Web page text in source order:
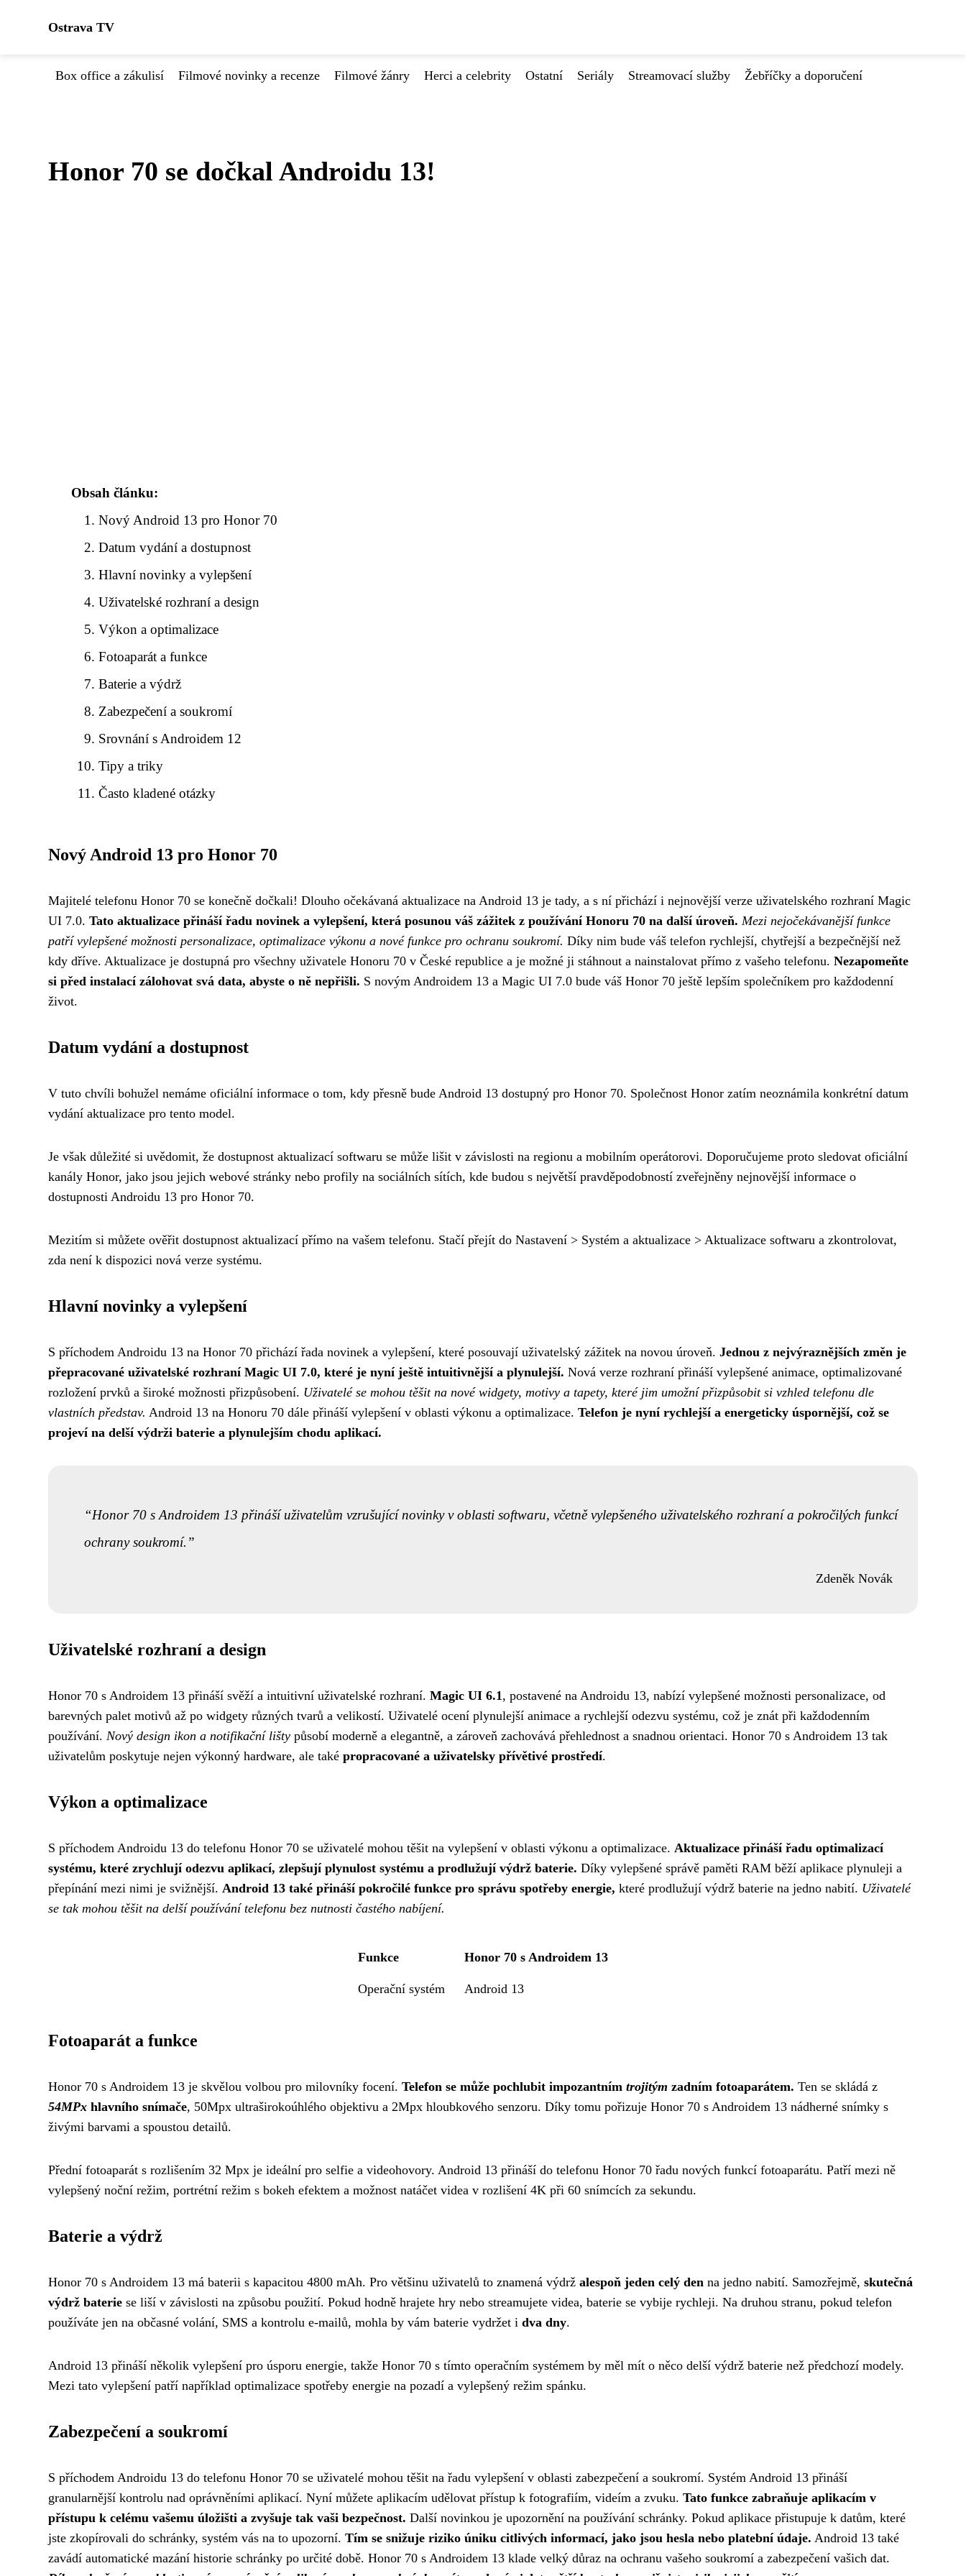
Ostrava TV
Box office a zákulisí Filmové novinky a recenze Filmové žánry Herci a celebrity Ostatní Seriály Streamovací služby Žebříčky a doporučení
Honor 70 se dočkal Androidu 13!
Obsah článku:
Nový Android 13 pro Honor 70
Datum vydání a dostupnost
Hlavní novinky a vylepšení
Uživatelské rozhraní a design
Výkon a optimalizace
Fotoaparát a funkce
Baterie a výdrž
Zabezpečení a soukromí
Srovnání s Androidem 12
Tipy a triky
Často kladené otázky
Nový Android 13 pro Honor 70
Majitelé telefonu Honor 70 se konečně dočkali! Dlouho očekávaná aktualizace na Android 13 je tady, a s ní přichází i nejnovější verze uživatelského rozhraní Magic
UI 7.0. Tato aktualizace přináší řadu novinek a vylepšení, která posunou váš zážitek z používání Honoru 70 na další úroveň. Mezi nejočekávanější funkce
patří vylepšené možnosti personalizace, optimalizace výkonu a nové funkce pro ochranu soukromí. Díky nim bude váš telefon rychlejší, chytřejší a bezpečnější než
kdy dříve. Aktualizace je dostupná pro všechny uživatele Honoru 70 v České republice a je možné ji stáhnout a nainstalovat přímo z vašeho telefonu. Nezapomeňte
si před instalací zálohovat svá data, abyste o ně nepřišli. S novým Androidem 13 a Magic UI 7.0 bude váš Honor 70 ještě lepším společníkem pro každodenní
život.
Datum vydání a dostupnost
V tuto chvíli bohužel nemáme oficiální informace o tom, kdy přesně bude Android 13 dostupný pro Honor 70. Společnost Honor zatím neoznámila konkrétní datum
vydání aktualizace pro tento model.
Je však důležité si uvědomit, že dostupnost aktualizací softwaru se může lišit v závislosti na regionu a mobilním operátorovi. Doporučujeme proto sledovat oficiální
kanály Honor, jako jsou jejich webové stránky nebo profily na sociálních sítích, kde budou s největší pravděpodobností zveřejněny nejnovější informace o
dostupnosti Androidu 13 pro Honor 70.
Mezitím si můžete ověřit dostupnost aktualizací přímo na vašem telefonu. Stačí přejít do Nastavení > Systém a aktualizace > Aktualizace softwaru a zkontrolovat,
zda není k dispozici nová verze systému.
Hlavní novinky a vylepšení
S příchodem Androidu 13 na Honor 70 přichází řada novinek a vylepšení, které posouvají uživatelský zážitek na novou úroveň. Jednou z nejvýraznějších změn je
přepracované uživatelské rozhraní Magic UI 7.0, které je nyní ještě intuitivnější a plynulejší. Nová verze rozhraní přináší vylepšené animace, optimalizované
rozložení prvků a široké možnosti přizpůsobení. Uživatelé se mohou těšit na nové widgety, motivy a tapety, které jim umožní přizpůsobit si vzhled telefonu dle
vlastních představ. Android 13 na Honoru 70 dále přináší vylepšení v oblasti výkonu a optimalizace. Telefon je nyní rychlejší a energeticky úspornější, což se
projeví na delší výdrži baterie a plynulejším chodu aplikací.
Honor 70 s Androidem 13 přináší uživatelům vzrušující novinky v oblasti softwaru, včetně vylepšeného uživatelského rozhraní a pokročilých funkcí
ochrany soukromí.
Zdeněk Novák
Uživatelské rozhraní a design
Honor 70 s Androidem 13 přináší svěží a intuitivní uživatelské rozhraní. Magic UI 6.1, postavené na Androidu 13, nabízí vylepšené možnosti personalizace, od
barevných palet motivů až po widgety různých tvarů a velikostí. Uživatelé ocení plynulejší animace a rychlejší odezvu systému, což je znát při každodenním
používání. Nový design ikon a notifikační lišty působí moderně a elegantně, a zároveň zachovává přehlednost a snadnou orientaci. Honor 70 s Androidem 13 tak
uživatelům poskytuje nejen výkonný hardware, ale také propracované a uživatelsky přívětivé prostředí.
Výkon a optimalizace
S příchodem Androidu 13 do telefonu Honor 70 se uživatelé mohou těšit na vylepšení v oblasti výkonu a optimalizace. Aktualizace přináší řadu optimalizací
systému, které zrychlují odezvu aplikací, zlepšují plynulost systému a prodlužují výdrž baterie. Díky vylepšené správě paměti RAM běží aplikace plynuleji a
přepínání mezi nimi je svižnější. Android 13 také přináší pokročilé funkce pro správu spotřeby energie, které prodlužují výdrž baterie na jedno nabití. Uživatelé
se tak mohou těšit na delší používání telefonu bez nutnosti častého nabíjení.
Funkce Honor 70 s Androidem 13
Operační systém Android 13
Fotoaparát a funkce
Honor 70 s Androidem 13 je skvělou volbou pro milovníky focení. Telefon se může pochlubit impozantním trojitým zadním fotoaparátem. Ten se skládá z
54MPx hlavního snímače, 50Mpx ultraširokoúhlého objektivu a 2Mpx hloubkového senzoru. Díky tomu pořizuje Honor 70 s Androidem 13 nádherné snímky s
živými barvami a spoustou detailů.
Přední fotoaparát s rozlišením 32 Mpx je ideální pro selfie a videohovory. Android 13 přináší do telefonu Honor 70 řadu nových funkcí fotoaparátu. Patří mezi ně
vylepšený noční režim, portrétní režim s bokeh efektem a možnost natáčet videa v rozlišení 4K při 60 snímcích za sekundu.
Baterie a výdrž
Honor 70 s Androidem 13 má baterii s kapacitou 4800 mAh. Pro většinu uživatelů to znamená výdrž alespoň jeden celý den na jedno nabití. Samozřejmě, skutečná
výdrž baterie se liší v závislosti na způsobu použití. Pokud hodně hrajete hry nebo streamujete videa, baterie se vybije rychleji. Na druhou stranu, pokud telefon
používáte jen na občasné volání, SMS a kontrolu e-mailů, mohla by vám baterie vydržet i dva dny.
Android 13 přináší několik vylepšení pro úsporu energie, takže Honor 70 s tímto operačním systémem by měl mít o něco delší výdrž baterie než předchozí modely.
Mezi tato vylepšení patří například optimalizace spotřeby energie na pozadí a vylepšený režim spánku.
Zabezpečení a soukromí
S příchodem Androidu 13 do telefonu Honor 70 se uživatelé mohou těšit na řadu vylepšení v oblasti zabezpečení a soukromí. Systém Android 13 přináší
granularnější kontrolu nad oprávněními aplikací. Nyní můžete aplikacím udělovat přístup k fotografiím, videím a zvuku. Tato funkce zabraňuje aplikacím v
přístupu k celému vašemu úložišti a zvyšuje tak vaši bezpečnost. Další novinkou je upozornění na používání schránky. Pokud aplikace přistupuje k datům, které
jste zkopírovali do schránky, systém vás na to upozorní. Tím se snižuje riziko úniku citlivých informací, jako jsou hesla nebo platební údaje. Android 13 také
zavádí automatické mazání historie schránky po určité době. Honor 70 s Androidem 13 klade velký důraz na ochranu vašeho soukromí a zabezpečení vašich dat.